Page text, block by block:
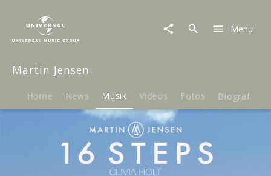
Musik
Menu
Martin Jensen
Home News Musik Videos Fotos Biografie